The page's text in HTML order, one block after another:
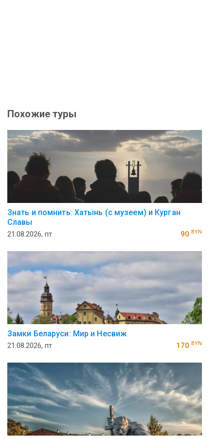
Похожие туры
Знать и помнить: Хатынь (с музеем) и Курган
Славы
21.08.2026, пт 90 BYN
Замки Беларуси: Мир и Несвиж
21.08.2026, пт 170 BYN